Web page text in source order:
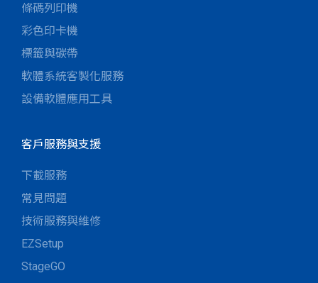
條碼列印機
彩色印卡機
標籤與碳帶
軟體系統客製化服務
設備軟體應用工具
客戶服務與支援
下載服務
常見問題
技術服務與維修
EZSetup
StageGO